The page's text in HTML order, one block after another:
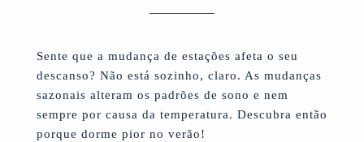
Sente que a mudança de estações afeta o seu
descanso? Não está sozinho, claro. As mudanças
sazonais alteram os padrões de sono e nem
sempre por causa da temperatura. Descubra então
porque dorme pior no verão!